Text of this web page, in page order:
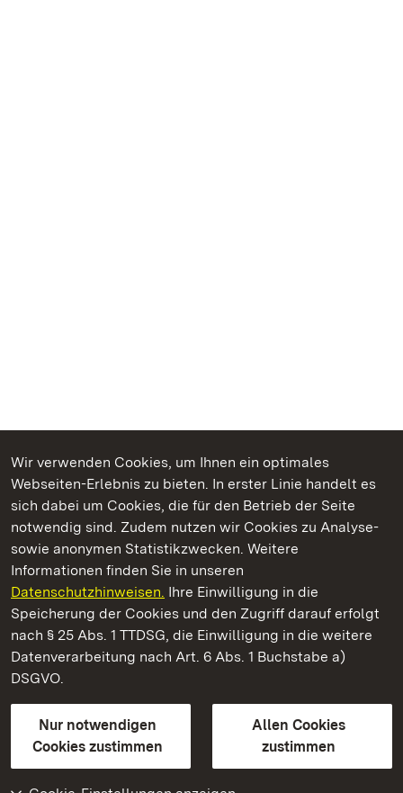
Wir verwenden Cookies, um Ihnen ein optimales
Webseiten-Erlebnis zu bieten. In erster Linie handelt es
sich dabei um Cookies, die für den Betrieb der Seite
notwendig sind. Zudem nutzen wir Cookies zu Analyse-
sowie anonymen Statistikzwecken. Weitere
Informationen finden Sie in unseren
Datenschutzhinweisen. Ihre Einwilligung in die
Speicherung der Cookies und den Zugriff darauf erfolgt
nach § 25 Abs. 1 TTDSG, die Einwilligung in die weitere
Datenverarbeitung nach Art. 6 Abs. 1 Buchstabe a)
DSGVO.
Nur notwendigen
Cookies zustimmen
Allen Cookies
zustimmen
Kommen. Staunen. Genießen.
Staatliche Schlösser und Gärten Baden‑Württemberg
Staatliche Schlösser und Gärten Baden-Württemberg
Kontakt
GebärdenspracheLeichte Sprache
Erklärung zur Barrierefreiheit
BITV-konform (geprüfte Seiten)